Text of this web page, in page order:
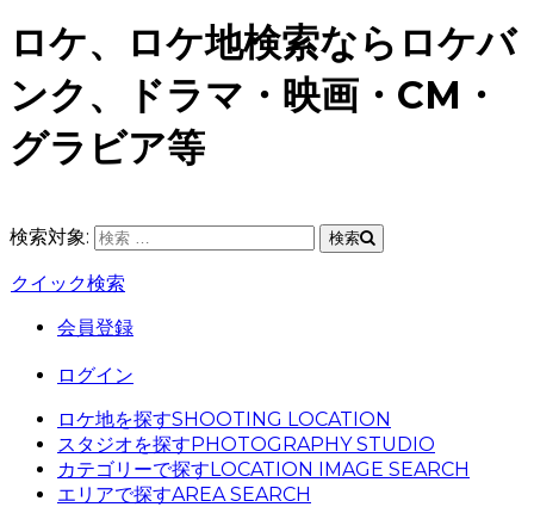
ロケ、ロケ地検索ならロケバ
ンク、ドラマ・映画・CM・
グラビア等
検索対象: 検索
クイック検索
会員登録
ログイン
ロケ地を探すSHOOTING LOCATION
スタジオを探すPHOTOGRAPHY STUDIO
カテゴリーで探すLOCATION IMAGE SEARCH
エリアで探すAREA SEARCH